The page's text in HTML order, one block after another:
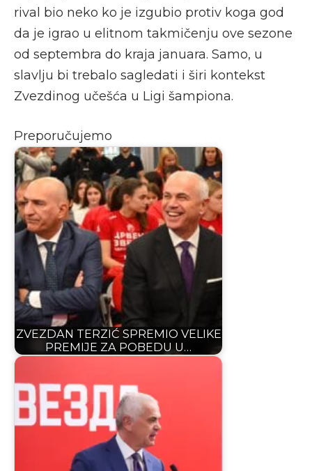
rival bio neko ko je izgubio protiv koga god
da je igrao u elitnom takmičenju ove sezone
od septembra do kraja januara. Samo, u
slavlju bi trebalo sagledati i širi kontekst
Zvezdinog učešća u Ligi šampiona.
Preporučujemo
ZVEZDAN TERZIĆ SPREMIO VELIKE
PREMIJE ZA POBEDU U…